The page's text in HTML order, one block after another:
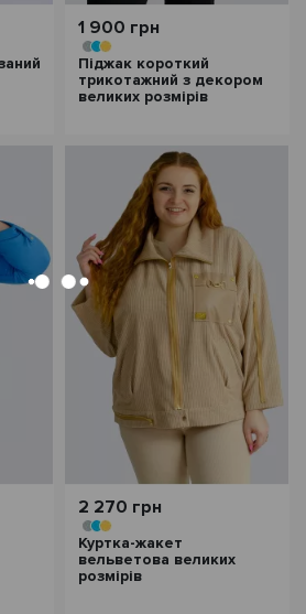
1 900 грн
Піджак короткий
трикотажний з декором
великих розмірів
2 270 грн
Куртка-жакет
вельветова великих
розмірів